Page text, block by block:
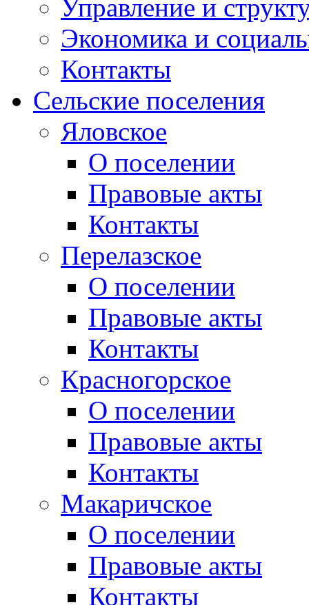
Управление и
Экономика и
Контакты
Сельские поселения
Яловское
О поселении
Правовые акты
Контакты
Перелазское
О поселении
Правовые акты
Контакты
Красногорское
О поселении
Правовые акты
Контакты
Макаричское
О поселении
Правовые акты
Контакты